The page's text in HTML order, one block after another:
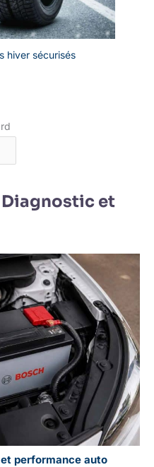
hiver sécurisés
et
performance auto